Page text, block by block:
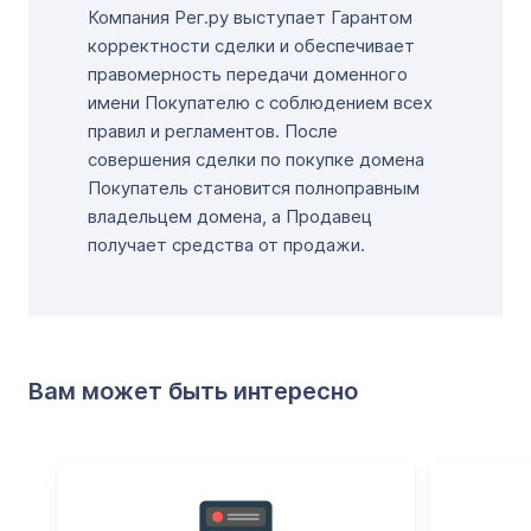
Компания Рег.ру выступает Гарантом
корректности сделки и обеспечивает
правомерность передачи доменного
имени Покупателю с соблюдением всех
правил и регламентов. После
совершения сделки по покупке домена
Покупатель становится полноправным
владельцем домена, а Продавец
получает средства от продажи.
Вам может быть интересно